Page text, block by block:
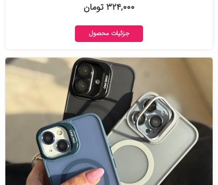
۳۲۴,۰۰۰ تومان
جزئیات محصول